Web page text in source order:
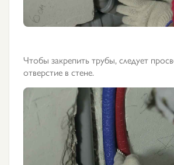
Чтобы закрепить трубы, следует
отверстие в стене.